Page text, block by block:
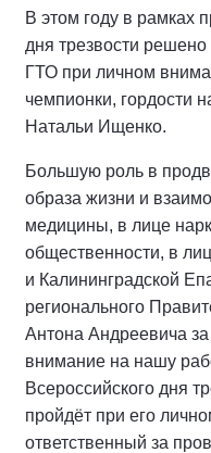
В этом году в рамках
дня трезвости
ГТО при личном
чемпионки, гордости
Натальи Ищенко.
Большую роль в
образа жизни и
медицины, в лице
общественности, в
и Калининградской
регионального
Антона Андреевича
внимание на нашу
Всероссийского дня
пройдёт при его
ответственный за